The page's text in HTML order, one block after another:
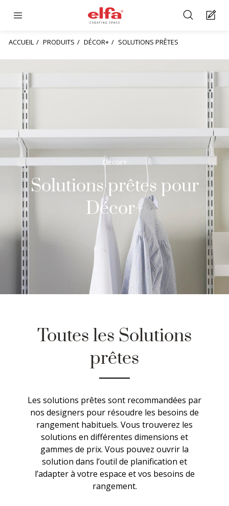
ACCUEIL PRODUITS DÉCOR+ SOLUTIONS PRÊTES
Décor+
Solutions prêtes pour
Décor+
Toutes les Solutions
prêtes
Les solutions prêtes sont recommandées par
nos designers pour résoudre les besoins de
rangement habituels. Vous trouverez les
solutions en différentes dimensions et
gammes de prix. Vous pouvez ouvrir la
solution dans l’outil de planification et
l’adapter à votre espace et vos besoins de
rangement.